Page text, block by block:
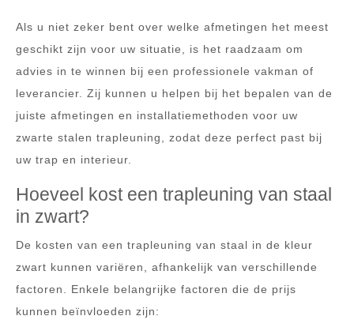
Als u niet zeker bent over welke afmetingen het meest
geschikt zijn voor uw situatie, is het raadzaam om
advies in te winnen bij een professionele vakman of
leverancier. Zij kunnen u helpen bij het bepalen van de
juiste afmetingen en installatiemethoden voor uw
zwarte stalen trapleuning, zodat deze perfect past bij
uw trap en interieur.
Hoeveel kost een trapleuning van staal
in zwart?
De kosten van een trapleuning van staal in de kleur
zwart kunnen variëren, afhankelijk van verschillende
factoren. Enkele belangrijke factoren die de prijs
kunnen beïnvloeden zijn: